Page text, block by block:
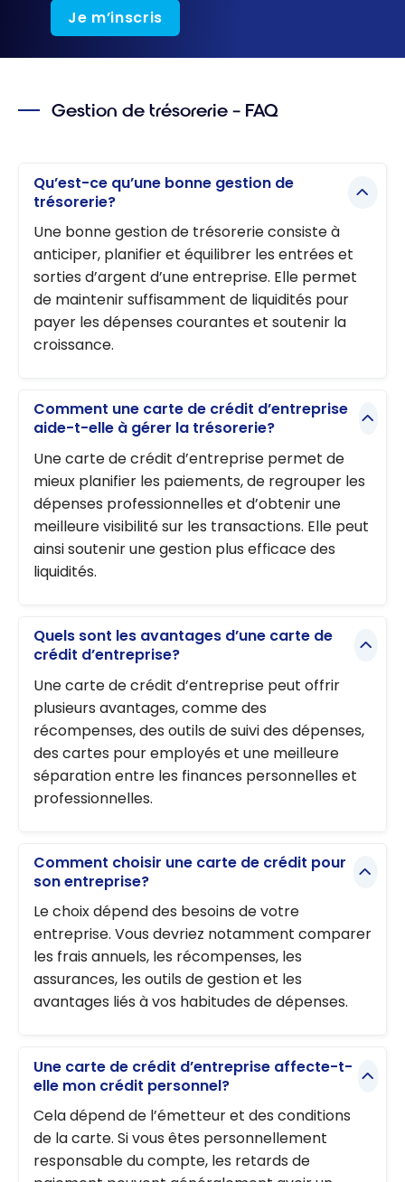
Je m’inscris
Gestion de trésorerie – FAQ
Qu’est-ce qu’une bonne gestion de
trésorerie?
Une bonne gestion de trésorerie consiste à
anticiper, planifier et équilibrer les entrées et
sorties d’argent d’une entreprise. Elle permet
de maintenir suffisamment de liquidités pour
payer les dépenses courantes et soutenir la
croissance.
Comment une carte de crédit d’entreprise
aide-t-elle à gérer la trésorerie?
Une carte de crédit d’entreprise permet de
mieux planifier les paiements, de regrouper les
dépenses professionnelles et d’obtenir une
meilleure visibilité sur les transactions. Elle peut
ainsi soutenir une gestion plus efficace des
liquidités.
Quels sont les avantages d’une carte de
crédit d’entreprise?
Une carte de crédit d’entreprise peut offrir
plusieurs avantages, comme des
récompenses, des outils de suivi des dépenses,
des cartes pour employés et une meilleure
séparation entre les finances personnelles et
professionnelles.
Comment choisir une carte de crédit pour
son entreprise?
Le choix dépend des besoins de votre
entreprise. Vous devriez notamment comparer
les frais annuels, les récompenses, les
assurances, les outils de gestion et les
avantages liés à vos habitudes de dépenses.
Une carte de crédit d’entreprise affecte-t-
elle mon crédit personnel?
Cela dépend de l’émetteur et des conditions
de la carte. Si vous êtes personnellement
responsable du compte, les retards de